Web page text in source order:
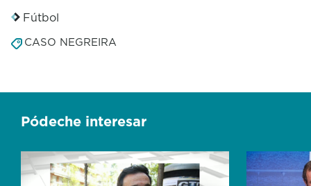
Fútbol
CASO NEGREIRA
Pódeche interesar